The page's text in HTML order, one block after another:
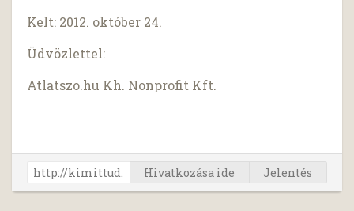
Kelt: 2012. október 24.
Üdvözlettel:
Atlatszo.hu Kh. Nonprofit Kft.
Hivatkozása ide Jelentés